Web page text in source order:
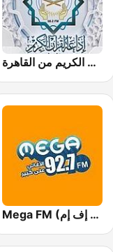
إذاعة القرآن الكريم من القاهرة
Mega FM (ميجا إف إم)